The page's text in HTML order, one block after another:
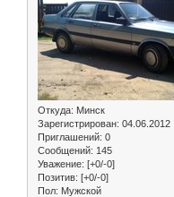
Откуда: Минск
Зарегистрирован: 04.06.2012
Приглашений: 0
Сообщений: 145
Уважение: [+0/-0]
Позитив: [+0/-0]
Пол: Мужской